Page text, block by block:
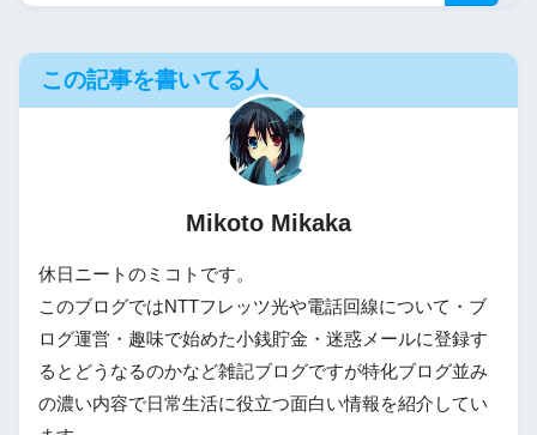
この記事を書いてる人
Mikoto Mikaka
休日ニートのミコトです。
このブログではNTTフレッツ光や電話回線について・ブ
ログ運営・趣味で始めた小銭貯金・迷惑メールに登録す
るとどうなるのかなど雑記ブログですが特化ブログ並み
の濃い内容で日常生活に役立つ面白い情報を紹介してい